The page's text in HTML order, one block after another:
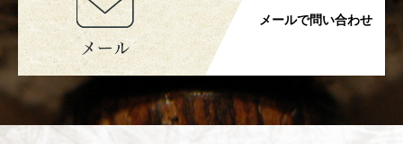
メールで問い合わせ